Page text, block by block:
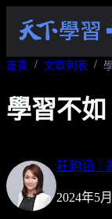
首頁 文章列表
學習不如
莊鈞涵｜
2024年5